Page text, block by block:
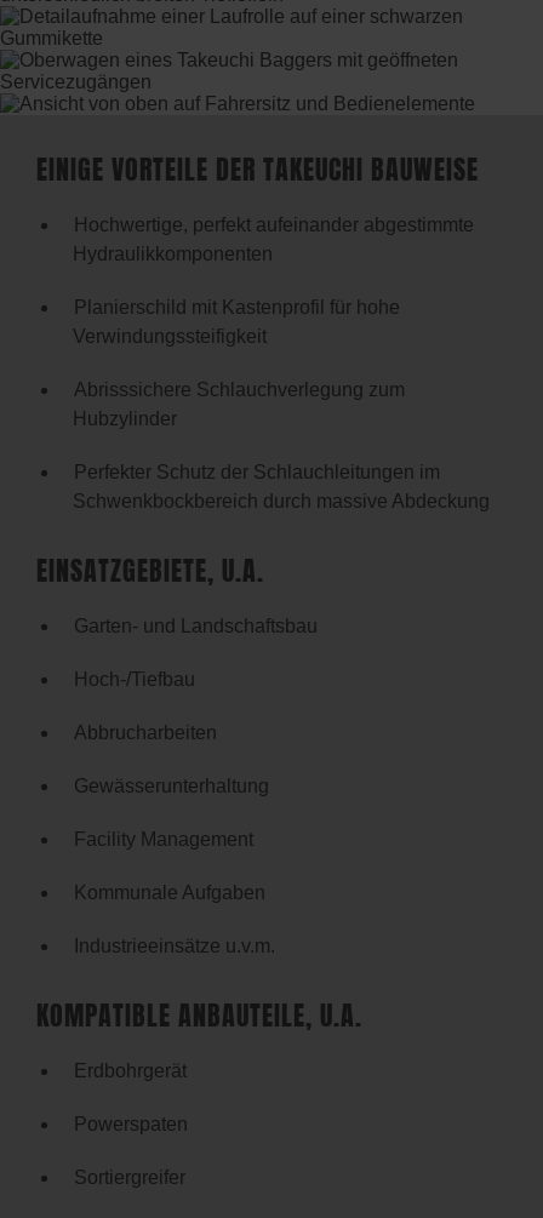
EINIGE VORTEILE DER TAKEUCHI BAUWEISE
Hochwertige, perfekt aufeinander abgestimmte
Hydraulikkomponenten
Planierschild mit Kastenprofil für hohe
Verwindungssteifigkeit
Abrisssichere Schlauchverlegung zum
Hubzylinder
Perfekter Schutz der Schlauchleitungen im
Schwenkbockbereich durch massive Abdeckung
EINSATZGEBIETE, U.A.
Garten- und Landschaftsbau
Hoch-/Tiefbau
Abbrucharbeiten
Gewässerunterhaltung
Facility Management
Kommunale Aufgaben
Industrieeinsätze u.v.m.
KOMPATIBLE ANBAUTEILE, U.A.
Erdbohrgerät
Powerspaten
Sortiergreifer